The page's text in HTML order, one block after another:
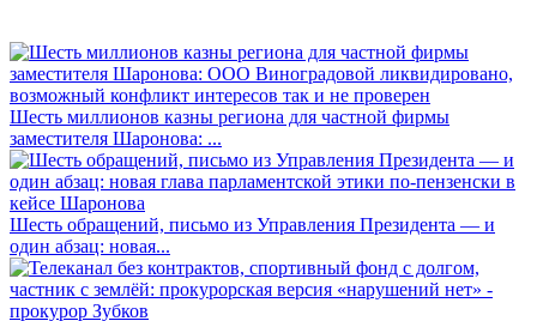
Шесть миллионов казны региона для частной фирмы
заместителя Шаронова: ...
Шесть обращений, письмо из Управления Президента — и
один абзац: новая...